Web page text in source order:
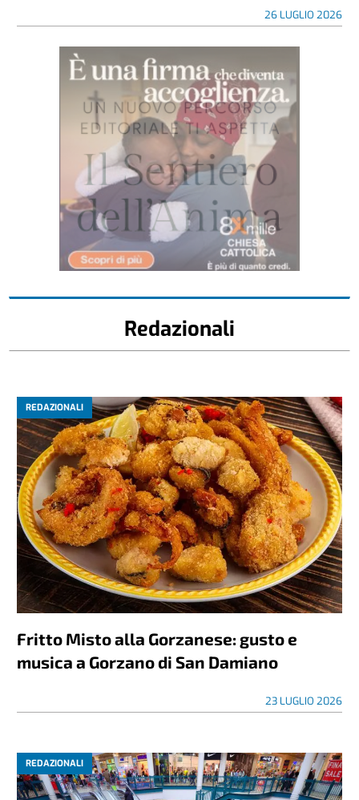
26 LUGLIO 2026
Redazionali
REDAZIONALI
Fritto Misto alla Gorzanese: gusto e
musica a Gorzano di San Damiano
23 LUGLIO 2026
REDAZIONALI